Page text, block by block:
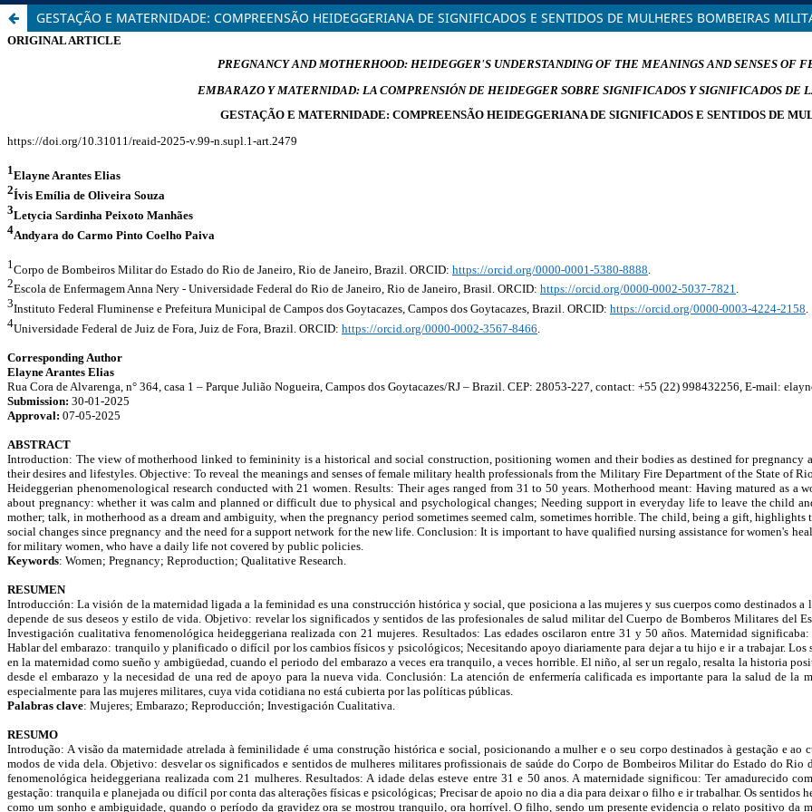
GESTAÇÃO E MATERNIDADE: COMPREENSÃO HEIDEGGERIANA DE SIGNIFICADOS E SENTIDOS DE MULHERES BOMBEIRAS